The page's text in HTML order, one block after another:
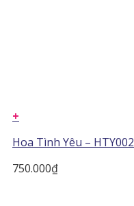
+
Hoa Tình Yêu – HTY002
750.000₫